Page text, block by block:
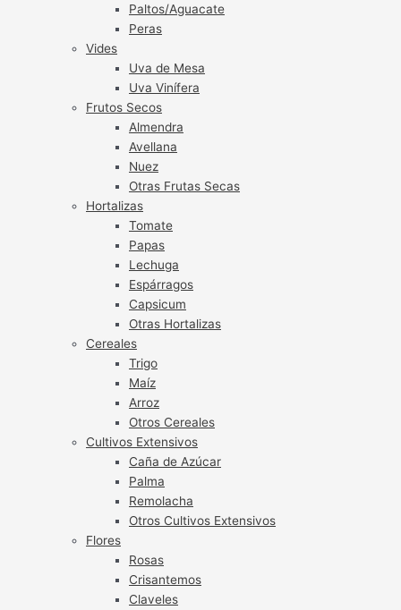
Paltos/Aguacate
Peras
Vides
Uva de Mesa
Uva Vinífera
Frutos Secos
Almendra
Avellana
Nuez
Otras Frutas Secas
Hortalizas
Tomate
Papas
Lechuga
Espárragos
Capsicum
Otras Hortalizas
Cereales
Trigo
Maíz
Arroz
Otros Cereales
Cultivos Extensivos
Caña de Azúcar
Palma
Remolacha
Otros Cultivos Extensivos
Flores
Rosas
Crisantemos
Claveles